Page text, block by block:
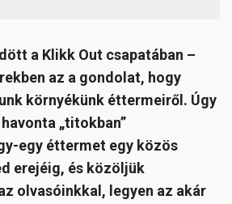
a Klikk Out csapatában –
az a gondolat, hogy
környékünk éttermeiről. Úgy
„titokban”
egy éttermet egy közös
erejéig, és közöljük
olvasóinkkal, legyen az akár